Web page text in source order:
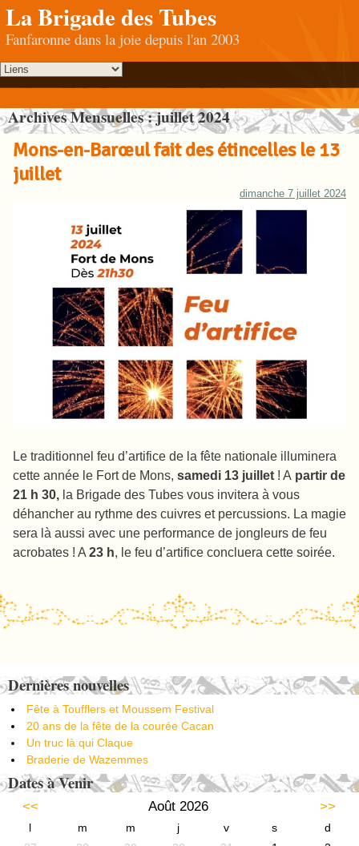
La Brigade des Tubes
Fanfaronne dans la joie depuis l'an 2003
Archives Mensuelles :juillet 2024
Mons-en-Barœul fait des étincelles le 13
juillet
dimanche 7 juillet 2024
Le traditionnel feu d’artifice de la fête nationale illuminera
cette année le Fort de Mons, samedi 13 juillet ! A partir de
21 h 30, la Brigade des Tubes vous invitera à vous
déhancher au rythme des cuivres et percussions. La magie
sera là aussi avec une performance de jongleurs de feu
acrobates ! A23 h, le feu d’artifice concluera cette soirée.
Post navigation
Dernières nouvelles
Fête à Toufflers et Moussem Festival
20 ans de la fête de la courée Cacan
Un truc là qui Claque
Braderie de Wazemmes
Dates à Venir
<< Août 2026 >>
l m m j v s
d